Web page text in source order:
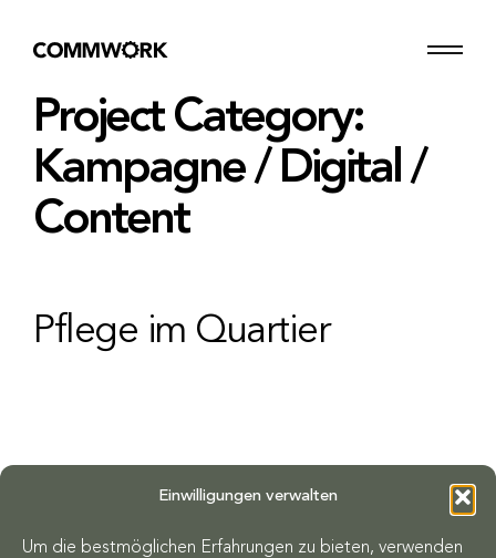
Einwilligungen verwalten
Um die bestmöglichen Erfahrungen zu bieten, verwenden
Project Category:
Kampagne / Digital /
Content
Pflege im Quartier